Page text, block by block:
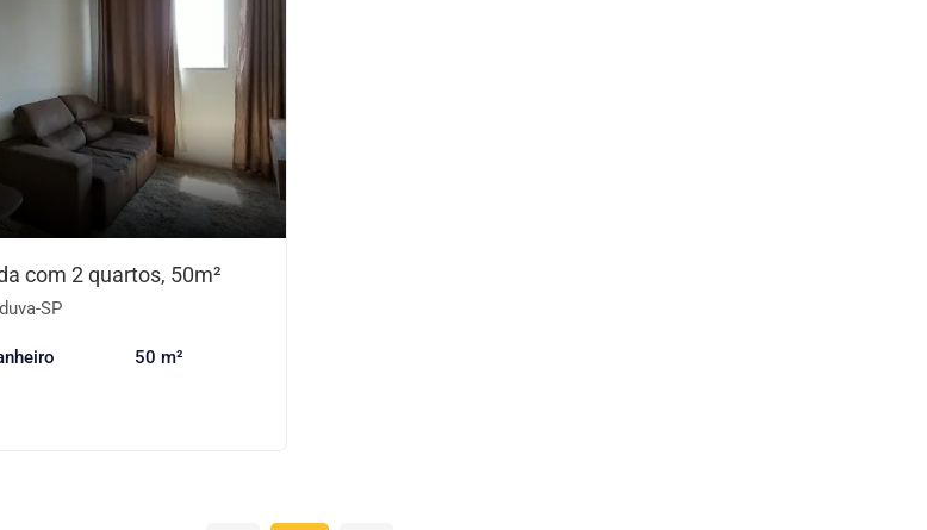
com 2 quartos, 50m²
SP
50 m²